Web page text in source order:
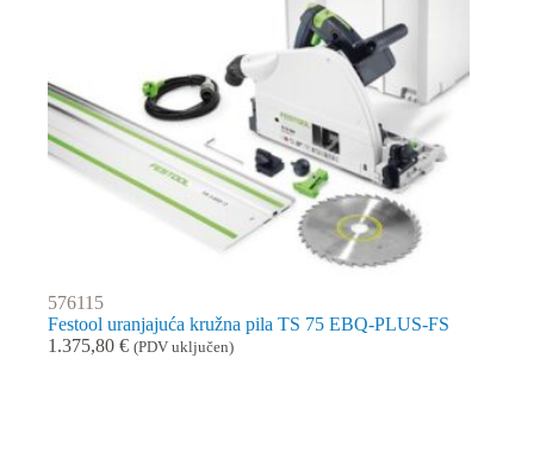
576115
Festool uranjajuća kružna pila TS 75 EBQ-PLUS-FS
1.375,80 € (PDV uključen)